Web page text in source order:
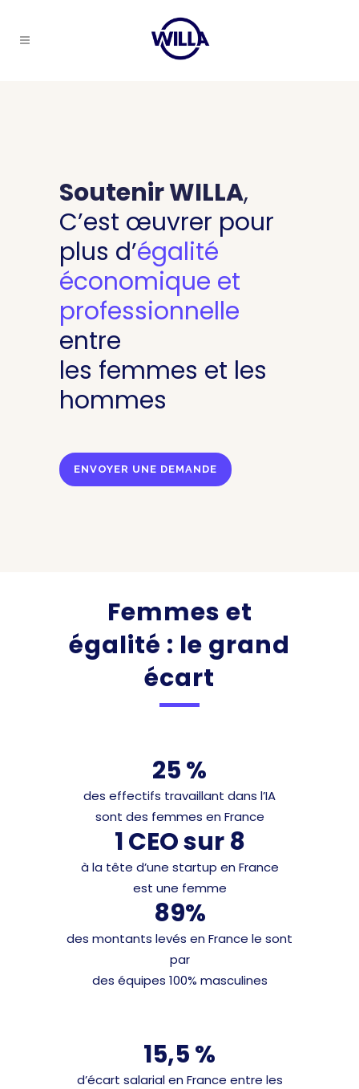
Soutenir WILLA,
C’est œuvrer pour
plus d’égalité
économique et
professionnelle
entre
les femmes et les
hommes
ENVOYER UNE DEMANDE
Femmes et
égalité : le grand
écart
25 %
des effectifs travaillant dans l’IA
sont des femmes en France
1 CEO sur 8
à la tête d’une startup en France
est une femme
89%
des montants levés en France le sont
par
des équipes 100% masculines
15,5 %
d’écart salarial en France entre les